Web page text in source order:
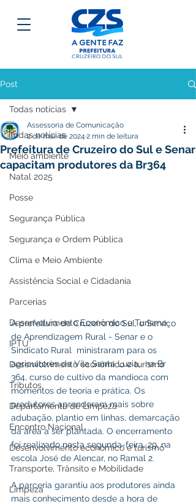
Post
Todas notícias
Meio ambiente
Natal 2025
Posse
Segurança Pública
Segurança e Ordem Pública
Clima e Meio Ambiente
Assistência Social e Cidadania
Parcerias
Desenvolvimento Econômico e Turismo
IPTU
Desenvolvimento econômico e turismo
Tributos
Departamento de Limpeza
Encontro Nacional
Desenvolvimento econômico e turismo
Transporte, Trânsito e Mobilidade
Limpeza
Todas notícias
Prefeitura de Cruzeiro do Sul e Senar
capacitam produtores da Br364
Assessoria de Comunicação
2 de mai. de 2024 2 min de leitura
A prefeitura de Cruzeiro do Sul, o Serviço
de Aprendizagem Rural - Senar e o
Sindicato Rural  ministraram para os
agricultores da Vila Santa Luzia,  na Br
364, curso de cultivo da mandioca com
momentos de teoria e prática. Os
produtores aprenderam mais sobre
adubação, plantio em linhas, demarcação
da área a ser plantada. O encerramento
foi realizado nesta segunda-feira, 29, na
escola José de Alencar, no Ramal 2.
A parceria garantiu aos produtores ainda
mais conhecimento desde a hora de